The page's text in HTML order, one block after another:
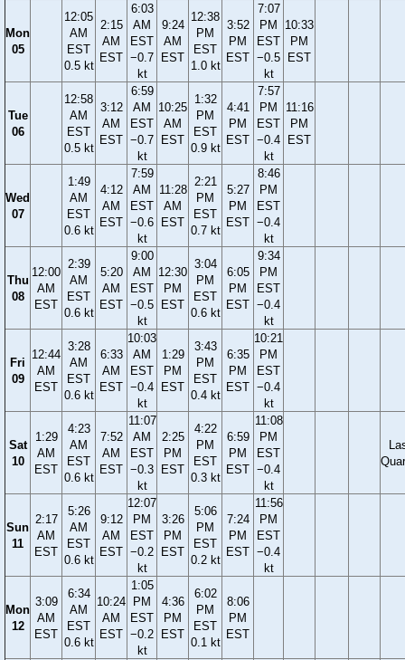
Mon
05
12:05
AM
EST
0.5 kt
2:15
AM
EST
6:03
AM
EST
−0.7
kt
9:24
AM
EST
12:38
PM
EST
1.0 kt
3:52
PM
EST
7:07
PM
EST
−0.5
kt
10:33
PM
EST
Tue
06
12:58
AM
EST
0.5 kt
3:12
AM
EST
6:59
AM
EST
−0.7
kt
10:25
AM
EST
1:32
PM
EST
0.9 kt
4:41
PM
EST
7:57
PM
EST
−0.4
kt
11:16
PM
EST
Wed
07
1:49
AM
EST
0.6 kt
4:12
AM
EST
7:59
AM
EST
−0.6
kt
11:28
AM
EST
2:21
PM
EST
0.7 kt
5:27
PM
EST
8:46
PM
EST
−0.4
kt
Thu
08
12:00
AM
EST
2:39
AM
EST
0.6 kt
5:20
AM
EST
9:00
AM
EST
−0.5
kt
12:30
PM
EST
3:04
PM
EST
0.6 kt
6:05
PM
EST
9:34
PM
EST
−0.4
kt
Fri
09
12:44
AM
EST
3:28
AM
EST
0.6 kt
6:33
AM
EST
10:03
AM
EST
−0.4
kt
1:29
PM
EST
3:43
PM
EST
0.4 kt
6:35
PM
EST
10:21
PM
EST
−0.4
kt
Sat
10
1:29
AM
EST
4:23
AM
EST
0.6 kt
7:52
AM
EST
11:07
AM
EST
−0.3
kt
2:25
PM
EST
4:22
PM
EST
0.3 kt
6:59
PM
EST
11:08
PM
EST
−0.4
kt
Sun
11
2:17
AM
EST
5:26
AM
EST
0.6 kt
9:12
AM
EST
12:07
PM
EST
−0.2
kt
3:26
PM
EST
5:06
PM
EST
0.2 kt
7:24
PM
EST
11:56
PM
EST
−0.4
kt
Mon
12
3:09
AM
EST
6:34
AM
EST
0.6 kt
10:24
AM
EST
1:05
PM
EST
−0.2
kt
4:36
PM
EST
6:02
PM
EST
0.1 kt
8:06
PM
EST